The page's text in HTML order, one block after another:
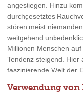
angestiegen. Hinzu
durchgesetztes
stören meist
weitgehend
Millionen Menschen
Tendenz steigend. Hier
faszinierende Welt der
Verwendung von